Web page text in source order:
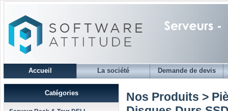
Accueil La société Demande de devis
Catégories
Nos Produits >